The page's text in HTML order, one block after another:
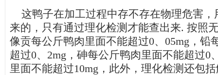
这鸭子在加工过程中存不存在物理危害，
来的，只有通过理化检测才能查出来. 按照
像贡每公斤鸭肉里面不能超过0、05mg，铅
超过0、2mg，砷每公斤鸭肉里面不能超过0
里面不能超过10mg，此外，理化检测还包